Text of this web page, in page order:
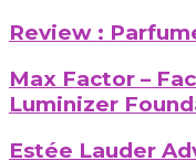
Review :
Max Factor –
Luminizer
Estée Lauder